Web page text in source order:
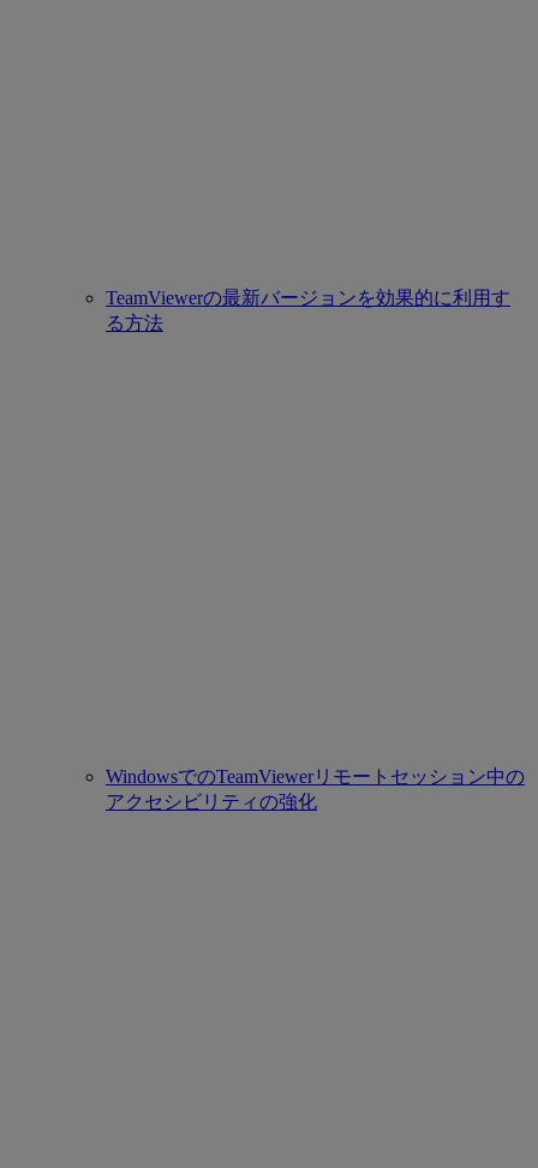
TeamViewerの最新バージョンを効果的に利用す
る方法
WindowsでのTeamViewerリモートセッション中の
アクセシビリティの強化